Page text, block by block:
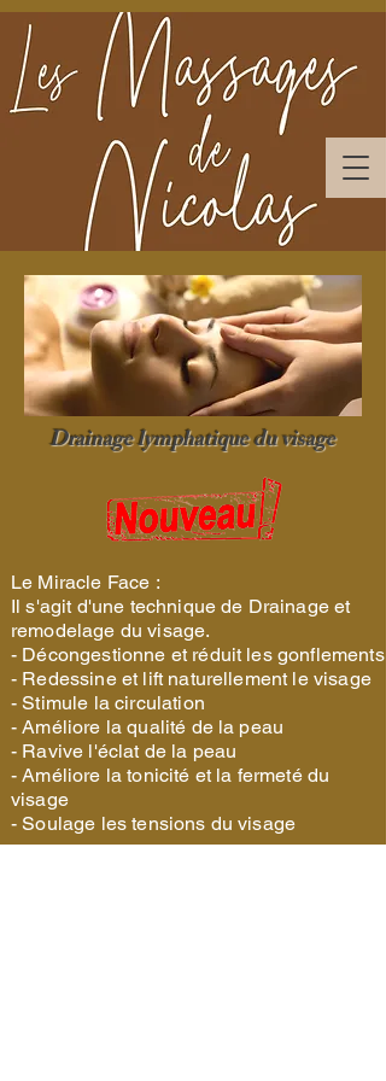
Drainage lymphatique du visage
Le Miracle Face :
Il s'agit d'une technique de Drainage et
remodelage du visage.
- Décongestionne et réduit les gonflements
- Redessine et lift naturellement le visage
- Stimule la circulation
- Améliore la qualité de la peau
- Ravive l'éclat de la peau
- Améliore la tonicité et la fermeté du
visage
- Soulage les tensions du visage